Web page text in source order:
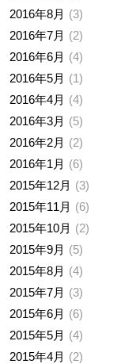
2016年8月
3
2016年7月
2
2016年6月
4
2016年5月
1
2016年4月
4
2016年3月
5
2016年2月
2
2016年1月
6
2015年12月
3
2015年11月
6
2015年10月
2
2015年9月
5
2015年8月
4
2015年7月
3
2015年6月
6
2015年5月
4
2015年4月
2